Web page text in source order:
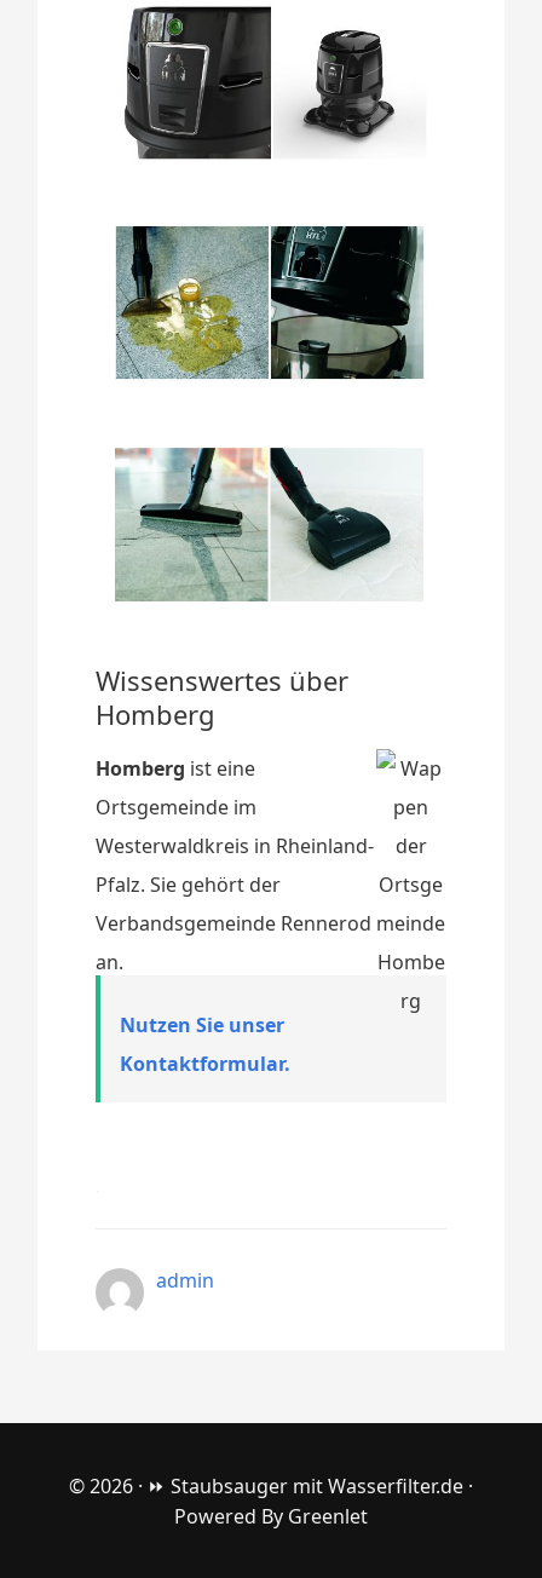
Wissenswertes über
Homberg
Homberg ist eine
Ortsgemeinde im
Westerwaldkreis in Rheinland-
Pfalz. Sie gehört der
Verbandsgemeinde Rennerod
an.
Nutzen Sie unser
Kontaktformular.
admin
© 2026 · ⏩ Staubsauger mit Wasserfilter.de ·
Powered By Greenlet